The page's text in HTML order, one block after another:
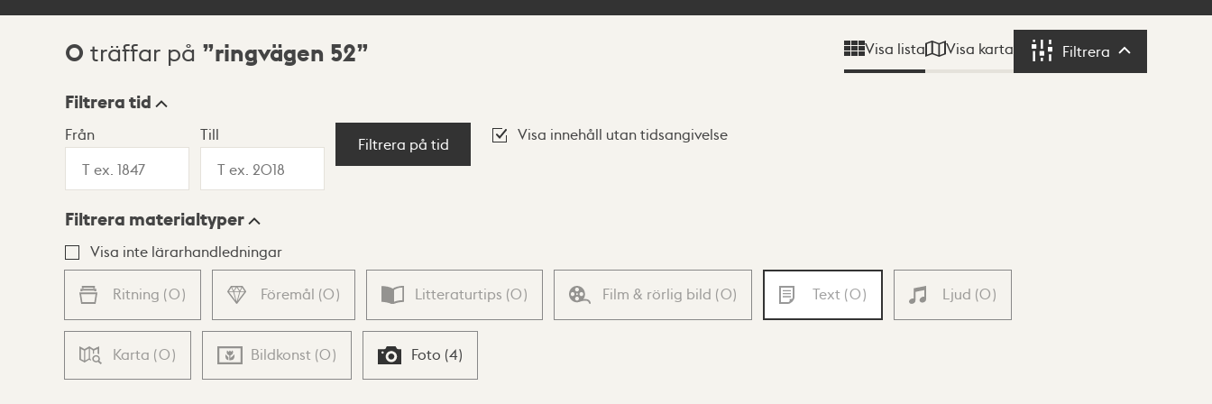
Sökresultat
0 träffar på ringvägen 52 Visa lista Visa karta Filtrera Filtrera
Visningsläge
Lista Karta
Filtrera tid
Från Till
Filtrera på tid
Visa innehåll utan tidsangivelse
Filtrera materialtyper
Visa inte lärarhandledningar
Ritning (0) Föremål (0) Litteraturtips (0) Film & rörlig bild (0) Text (0) Ljud (0)
Karta (0) Bildkonst (0) Foto (4)